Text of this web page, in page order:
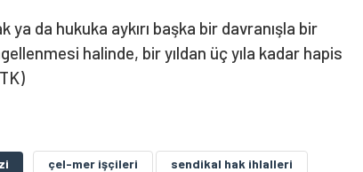
ya da hukuka aykırı başka bir davranışla bir
halinde, bir yıldan üç yıla kadar hapis
çel-mer işçileri
sendikal hak ihlalleri